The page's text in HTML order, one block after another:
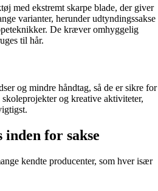
med ekstremt skarpe blade, der giver
varianter, herunder udtyndingssakse
De kræver omhyggelig
til hår.
og mindre håndtag, så de er sikre for
og kreative aktiviteter,
for sakse
kendte producenter, som hver især